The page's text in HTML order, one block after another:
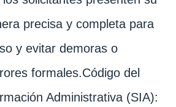
precisa y completa para
y evitar demoras o
formales.Código del
Administrativa (SIA):